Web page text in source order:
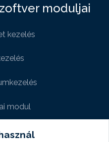
moduljai
kezelés
modul
modul